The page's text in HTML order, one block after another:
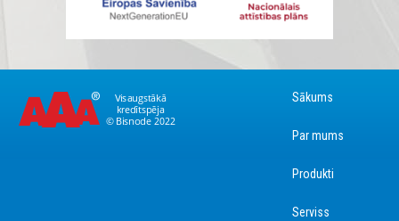
Sākums
Par mums
Produkti
Serviss